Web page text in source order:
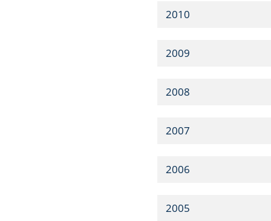
2010
2009
2008
2007
2006
2005